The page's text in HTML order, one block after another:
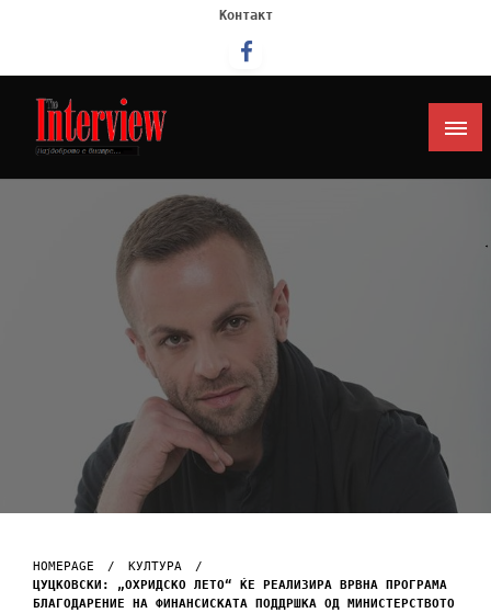
Контакт
Интервју
HOMEPAGE
КУЛТУРА
ЦУЦКОВСКИ: „ОХРИДСКО ЛЕТО“ ЌЕ РЕАЛИЗИРА ВРВНА ПРОГРАМА
БЛАГОДАРЕНИЕ НА ФИНАНСИСКАТА ПОДДРШКА ОД МИНИСТЕРСТВОТО